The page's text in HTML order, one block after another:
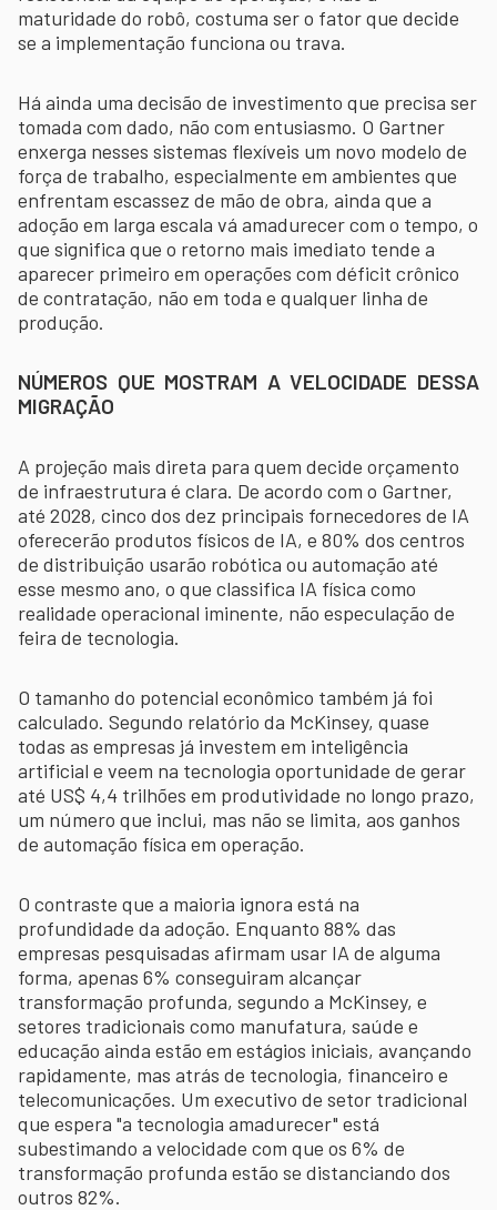
maturidade do robô, costuma ser o fator que decide
se a implementação funciona ou trava.
Há ainda uma decisão de investimento que precisa ser
tomada com dado, não com entusiasmo. O Gartner
enxerga nesses sistemas flexíveis um novo modelo de
força de trabalho, especialmente em ambientes que
enfrentam escassez de mão de obra, ainda que a
adoção em larga escala vá amadurecer com o tempo, o
que significa que o retorno mais imediato tende a
aparecer primeiro em operações com déficit crônico
de contratação, não em toda e qualquer linha de
produção.
NÚMEROS QUE MOSTRAM A VELOCIDADE DESSA
MIGRAÇÃO
A projeção mais direta para quem decide orçamento
de infraestrutura é clara. De acordo com o Gartner,
até 2028, cinco dos dez principais fornecedores de IA
oferecerão produtos físicos de IA, e 80% dos centros
de distribuição usarão robótica ou automação até
esse mesmo ano, o que classifica IA física como
realidade operacional iminente, não especulação de
feira de tecnologia.
O tamanho do potencial econômico também já foi
calculado. Segundo relatório da McKinsey, quase
todas as empresas já investem em inteligência
artificial e veem na tecnologia oportunidade de gerar
até US$ 4,4 trilhões em produtividade no longo prazo,
um número que inclui, mas não se limita, aos ganhos
de automação física em operação.
O contraste que a maioria ignora está na
profundidade da adoção. Enquanto 88% das
empresas pesquisadas afirmam usar IA de alguma
forma, apenas 6% conseguiram alcançar
transformação profunda, segundo a McKinsey, e
setores tradicionais como manufatura, saúde e
educação ainda estão em estágios iniciais, avançando
rapidamente, mas atrás de tecnologia, financeiro e
telecomunicações. Um executivo de setor tradicional
que espera "a tecnologia amadurecer" está
subestimando a velocidade com que os 6% de
transformação profunda estão se distanciando dos
outros 82%.